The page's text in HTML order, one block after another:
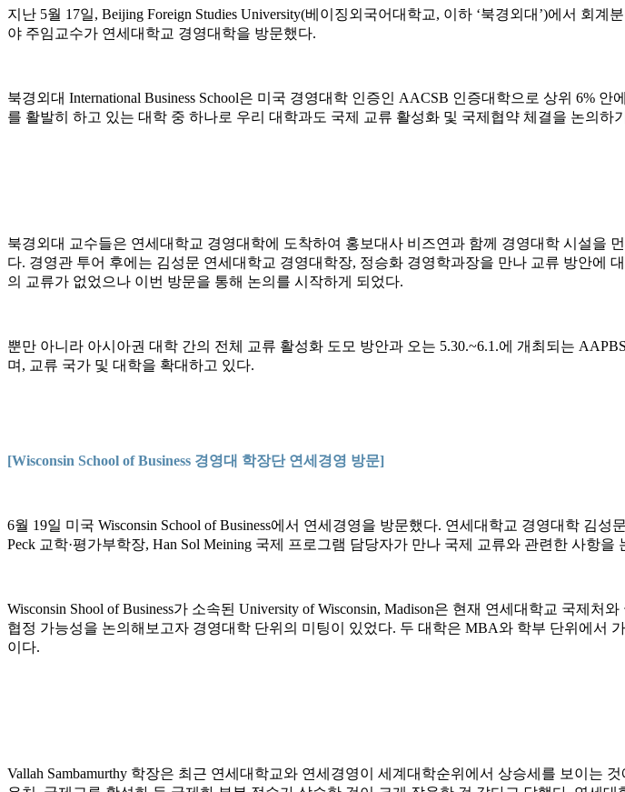
지난 5월 17일, Beijing Foreign Studies University(베이징외국어대학교, 이하 ‘북경외대’)에서 회
야 주임교수가 연세대학교 경영대학을 방문했다.
북경외대 International Business School은 미국 경영대학 인증인 AACSB 인증대학으로 상위 6%
를 활발히 하고 있는 대학 중 하나로 우리 대학과도 국제 교류 활성화 및 국제협약 체결을 논의하
북경외대 교수들은 연세대학교 경영대학에 도착하여 홍보대사 비즈연과 함께 경영대학 시설을
다. 경영관 투어 후에는 김성문 연세대학교 경영대학장, 정승화 경영학과장을 만나 교류 방안에
의 교류가 없었으나 이번 방문을 통해 논의를 시작하게 되었다.
뿐만 아니라 아시아권 대학 간의 전체 교류 활성화 도모 방안과 오는 5.30.~6.1.에 개최되는
며, 교류 국가 및 대학을 확대하고 있다.
[Wisconsin School of Business 경영대 학장단 연세경영 방문]
6월 19일 미국 Wisconsin School of Business에서 연세경영을 방문했다. 연세대학교 경영대학 김성
Peck 교학·평가부학장, Han Sol Meining 국제 프로그램 담당자가 만나 국제 교류와 관련한 사항을
Wisconsin Shool of Business가 소속된 University of Wisconsin, Madison은 현재 연세대학교 국제
협정 가능성을 논의해보고자 경영대학 단위의 미팅이 있었다. 두 대학은 MBA와 학부 단위에서
이다.
Vallah Sambamurthy 학장은 최근 연세대학교와 연세경영이 세계대학순위에서 상승세를 보이